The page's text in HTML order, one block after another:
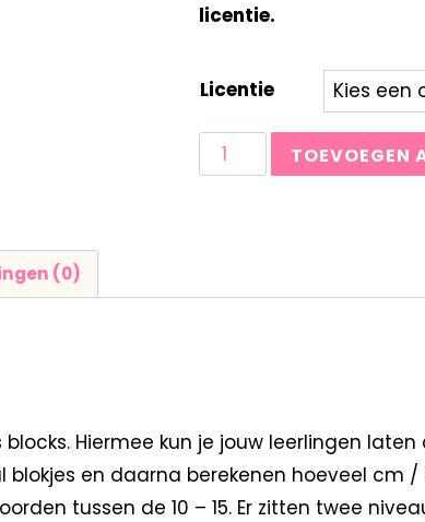
licentie.
Licentie
TOEVOEGEN
(0)
Hiermee kun je jouw leerlingen
en daarna berekenen hoeveel cm
tussen de 10 – 15. Er zitten twee